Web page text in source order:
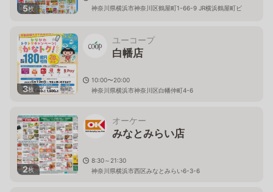
5枚
神奈川県横浜市神奈川区鶴屋町1-66-9 JR横浜鶴屋町ビ
3枚
ユーコープ
白幡店
10:00〜20:00
神奈川県横浜市神奈川区白幡仲町4-6
2枚
オーケー
みなとみらい店
8:30～21:30
神奈川県横浜市西区みなとみらい6-3-6